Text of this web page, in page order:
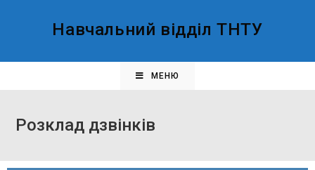
Навчальний відділ ТНТУ
МЕНЮ
Розклад дзвінків